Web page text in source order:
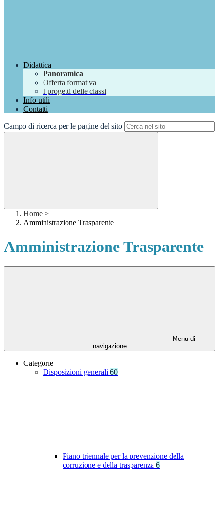
Didattica
Panoramica
Offerta formativa
I progetti delle classi
Info utili
Contatti
Campo di ricerca per le pagine del sito
Home >
Amministrazione Trasparente
Amministrazione Trasparente
Menu di
navigazione
Categorie
Disposizioni generali 60
Piano triennale per la prevenzione della
corruzione e della trasparenza 6